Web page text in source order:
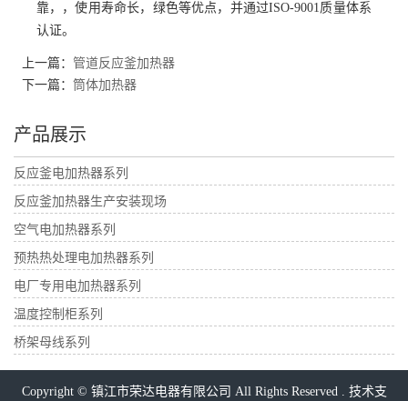
靠，，使用寿命长，绿色等优点，并通过ISO-9001质量体系
认证。
上一篇： 管道反应釜加热器
下一篇： 筒体加热器
产品展示
反应釜电加热器系列
反应釜加热器生产安装现场
空气电加热器系列
预热热处理电加热器系列
电厂专用电加热器系列
温度控制柜系列
桥架母线系列
Copyright © 镇江市荣达电器有限公司 All Rights Reserved . 技术支